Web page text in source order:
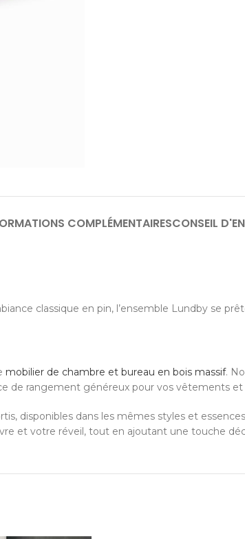
COMPLÉMENTAIRESCONSEIL
classique en pin, l’ensemble Lundby se
mobilier de chambre et bureau en bois massif.
de rangement généreux pour vos vêtements et
disponibles dans les mêmes styles et
et votre réveil, tout en ajoutant une touche